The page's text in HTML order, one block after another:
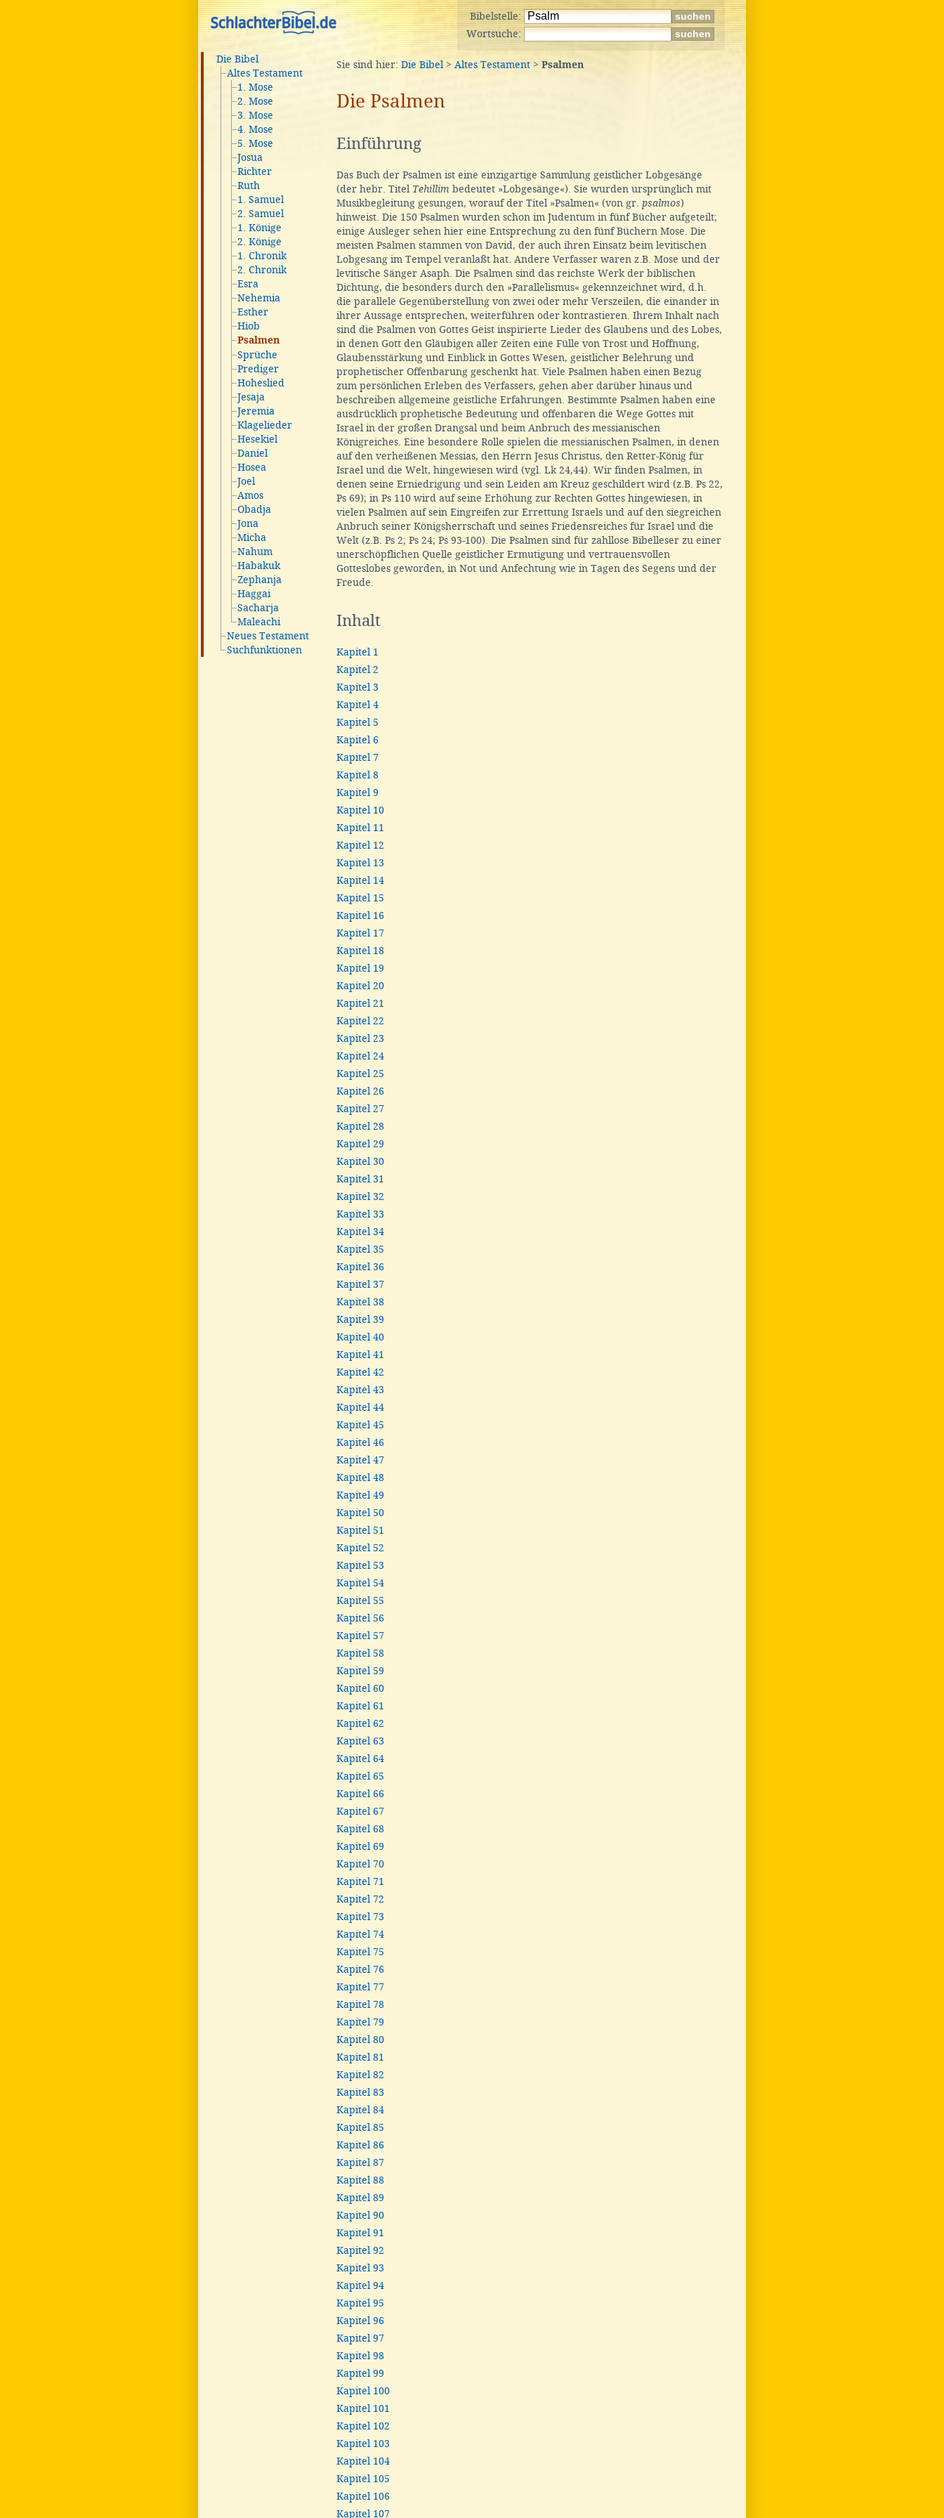
Bibelstelle:
Wortsuche:
Die Bibel
Altes Testament
1. Mose
2. Mose
3. Mose
4. Mose
5. Mose
Josua
Richter
Ruth
1. Samuel
2. Samuel
1. Könige
2. Könige
1. Chronik
2. Chronik
Esra
Nehemia
Esther
Hiob
Psalmen
Sprüche
Prediger
Hoheslied
Jesaja
Jeremia
Klagelieder
Hesekiel
Daniel
Hosea
Joel
Amos
Obadja
Jona
Micha
Nahum
Habakuk
Zephanja
Haggai
Sacharja
Maleachi
Neues Testament
Suchfunktionen
Sie sind hier: Die Bibel> Altes Testament>Psalmen
Die Psalmen
Einführung
Das Buch der Psalmen ist eine einzigartige Sammlung geistlicher Lobgesänge
(der hebr. Titel Tehillim bedeutet »Lobgesänge«). Sie wurden ursprünglich mit
Musikbegleitung gesungen, worauf der Titel »Psalmen« (von gr. psalmos)
hinweist. Die 150 Psalmen wurden schon im Judentum in fünf Bücher aufgeteilt;
einige Ausleger sehen hier eine Entsprechung zu den fünf Büchern Mose. Die
meisten Psalmen stammen von David, der auch ihren Einsatz beim levitischen
Lobgesang im Tempel veranlaßt hat. Andere Verfasser waren z.B. Mose und der
levitische Sänger Asaph. Die Psalmen sind das reichste Werk der biblischen
Dichtung, die besonders durch den »Parallelismus« gekennzeichnet wird, d.h.
die parallele Gegenüberstellung von zwei oder mehr Verszeilen, die einander in
ihrer Aussage entsprechen, weiterführen oder kontrastieren. Ihrem Inhalt nach
sind die Psalmen von Gottes Geist inspirierte Lieder des Glaubens und des Lobes,
in denen Gott den Gläubigen aller Zeiten eine Fülle von Trost und Hoffnung,
Glaubensstärkung und Einblick in Gottes Wesen, geistlicher Belehrung und
prophetischer Offenbarung geschenkt hat. Viele Psalmen haben einen Bezug
zum persönlichen Erleben des Verfassers, gehen aber darüber hinaus und
beschreiben allgemeine geistliche Erfahrungen. Bestimmte Psalmen haben eine
ausdrücklich prophetische Bedeutung und offenbaren die Wege Gottes mit
Israel in der großen Drangsal und beim Anbruch des messianischen
Königreiches. Eine besondere Rolle spielen die messianischen Psalmen, in denen
auf den verheißenen Messias, den Herrn Jesus Christus, den Retter-König für
Israel und die Welt, hingewiesen wird (vgl. Lk 24,44). Wir finden Psalmen, in
denen seine Erniedrigung und sein Leiden am Kreuz geschildert wird (z.B. Ps 22,
Ps 69); in Ps 110 wird auf seine Erhöhung zur Rechten Gottes hingewiesen, in
vielen Psalmen auf sein Eingreifen zur Errettung Israels und auf den siegreichen
Anbruch seiner Königsherrschaft und seines Friedensreiches für Israel und die
Welt (z.B. Ps 2; Ps 24; Ps 93-100). Die Psalmen sind für zahllose Bibelleser zu einer
unerschöpflichen Quelle geistlicher Ermutigung und vertrauensvollen
Gotteslobes geworden, in Not und Anfechtung wie in Tagen des Segens und der
Freude.
Inhalt
Kapitel 1
Kapitel 2
Kapitel 3
Kapitel 4
Kapitel 5
Kapitel 6
Kapitel 7
Kapitel 8
Kapitel 9
Kapitel 10
Kapitel 11
Kapitel 12
Kapitel 13
Kapitel 14
Kapitel 15
Kapitel 16
Kapitel 17
Kapitel 18
Kapitel 19
Kapitel 20
Kapitel 21
Kapitel 22
Kapitel 23
Kapitel 24
Kapitel 25
Kapitel 26
Kapitel 27
Kapitel 28
Kapitel 29
Kapitel 30
Kapitel 31
Kapitel 32
Kapitel 33
Kapitel 34
Kapitel 35
Kapitel 36
Kapitel 37
Kapitel 38
Kapitel 39
Kapitel 40
Kapitel 41
Kapitel 42
Kapitel 43
Kapitel 44
Kapitel 45
Kapitel 46
Kapitel 47
Kapitel 48
Kapitel 49
Kapitel 50
Kapitel 51
Kapitel 52
Kapitel 53
Kapitel 54
Kapitel 55
Kapitel 56
Kapitel 57
Kapitel 58
Kapitel 59
Kapitel 60
Kapitel 61
Kapitel 62
Kapitel 63
Kapitel 64
Kapitel 65
Kapitel 66
Kapitel 67
Kapitel 68
Kapitel 69
Kapitel 70
Kapitel 71
Kapitel 72
Kapitel 73
Kapitel 74
Kapitel 75
Kapitel 76
Kapitel 77
Kapitel 78
Kapitel 79
Kapitel 80
Kapitel 81
Kapitel 82
Kapitel 83
Kapitel 84
Kapitel 85
Kapitel 86
Kapitel 87
Kapitel 88
Kapitel 89
Kapitel 90
Kapitel 91
Kapitel 92
Kapitel 93
Kapitel 94
Kapitel 95
Kapitel 96
Kapitel 97
Kapitel 98
Kapitel 99
Kapitel 100
Kapitel 101
Kapitel 102
Kapitel 103
Kapitel 104
Kapitel 105
Kapitel 106
Kapitel 107